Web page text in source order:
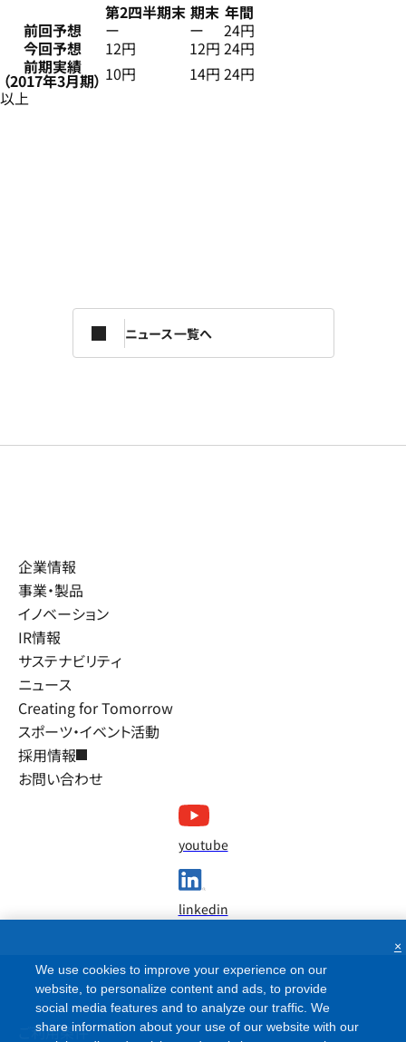
第2四半期末 期末 年間
前回予想
ー ー
24円
今回予想
12円 12円 24円
前期実績
（2017年3月期） 10円 14円 24円
以上
ニュース一覧へ
企業情報
事業・製品
イノベーション
IR情報
サステナビリティ
ニュース
Creating for Tomorrow
スポーツ・イベント活動
採用情報
お問い合わせ
youtube
linkedin
ご利用条件
We use cookies to improve your experience on our
website, to personalize content and ads, to provide
social media features and to analyze our traffic. We
share information about your use of our website with our
×